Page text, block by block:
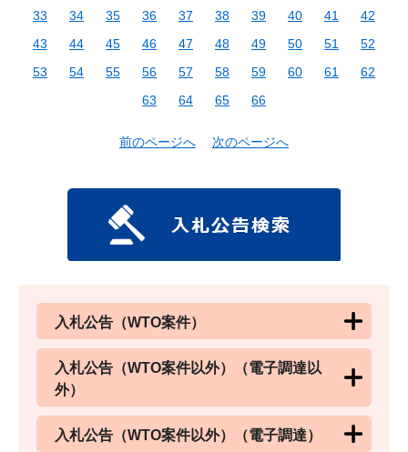
33
34 35 36 37 38 39 40 41
42
43
44 45 46 47 48 49 50 51
52
53
54 55 56 57 58 59 60 61
62
63
64 65 66
前のページへ 次のページへ
入札公告（WTO案件）
入札公告（WTO案件以外）（電子調達以
外）
入札公告（WTO案件以外）（電子調達）